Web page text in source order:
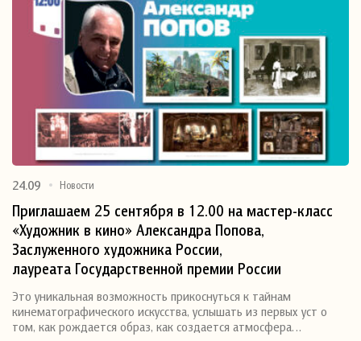
24.09 Новости
Приглашаем 25 сентября в 12.00 на мастер-класс
«Художник в кино» Александра Попова,
Заслуженного художника России,
лауреата Государственной премии России
Это уникальная возможность прикоснуться к тайнам
кинематографического искусства, услышать из первых уст о
том, как рождается образ, как создается атмосфера…